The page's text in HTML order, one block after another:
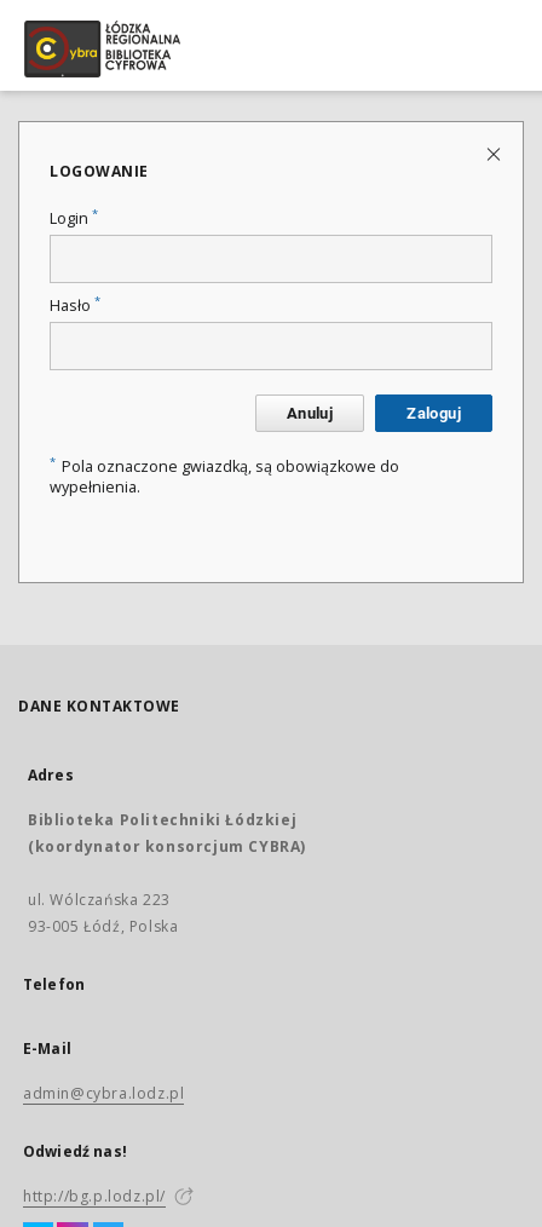
LOGOWANIE
Login *
Hasło *
Anuluj Zaloguj
* Pola oznaczone gwiazdką, są obowiązkowe do
wypełnienia.
DANE KONTAKTOWE
Adres
Biblioteka Politechniki Łódzkiej
(koordynator konsorcjum CYBRA)
ul. Wólczańska 223
93-005 Łódź, Polska
Telefon
E-Mail
admin@cybra.lodz.pl
Odwiedź nas!
http://bg.p.lodz.pl/